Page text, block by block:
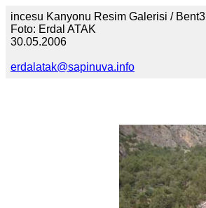
incesu Kanyonu Resim Galerisi / Bent3
Foto: Erdal ATAK
30.05.2006
erdalatak@sapinuva.info